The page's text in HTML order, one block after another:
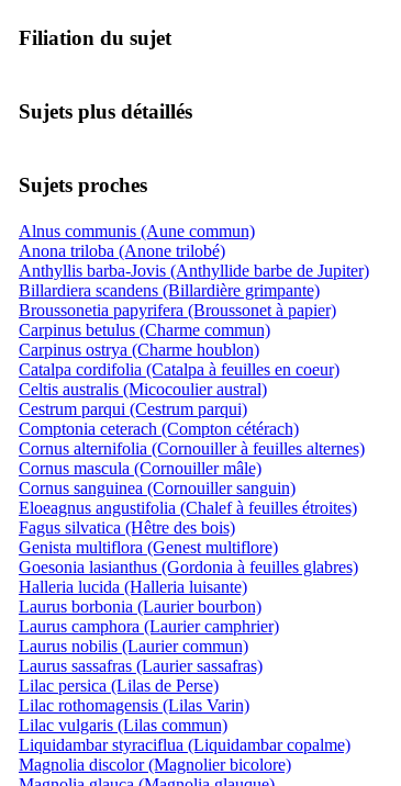
Filiation du sujet
Sujets plus détaillés
Sujets proches
Alnus communis (Aune commun)
Anona triloba (Anone trilobé)
Anthyllis barba-Jovis (Anthyllide barbe de Jupiter)
Billardiera scandens (Billardière grimpante)
Broussonetia papyrifera (Broussonet à papier)
Carpinus betulus (Charme commun)
Carpinus ostrya (Charme houblon)
Catalpa cordifolia (Catalpa à feuilles en coeur)
Celtis australis (Micocoulier austral)
Cestrum parqui (Cestrum parqui)
Comptonia ceterach (Compton cétérach)
Cornus alternifolia (Cornouiller à feuilles alternes)
Cornus mascula (Cornouiller mâle)
Cornus sanguinea (Cornouiller sanguin)
Eloeagnus angustifolia (Chalef à feuilles étroites)
Fagus silvatica (Hêtre des bois)
Genista multiflora (Genest multiflore)
Goesonia lasianthus (Gordonia à feuilles glabres)
Halleria lucida (Halleria luisante)
Laurus borbonia (Laurier bourbon)
Laurus camphora (Laurier camphrier)
Laurus nobilis (Laurier commun)
Laurus sassafras (Laurier sassafras)
Lilac persica (Lilas de Perse)
Lilac rothomagensis (Lilas Varin)
Lilac vulgaris (Lilas commun)
Liquidambar styraciflua (Liquidambar copalme)
Magnolia discolor (Magnolier bicolore)